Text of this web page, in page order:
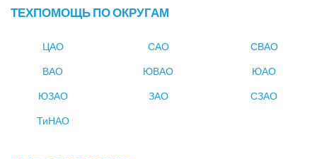
ТЕХПОМОЩЬ ПО ОКРУГАМ
ЦАО САО СВАО
ВАО ЮВАО ЮАО
ЮЗАО ЗАО СЗАО
ТиНАО